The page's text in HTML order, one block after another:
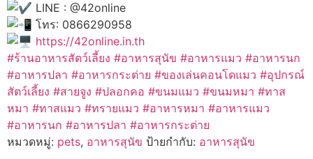
LINE : @42online
โทร: 0866290958
https://42online.in.th
#ร้านอาหารสัตว์เลี้ยง #อาหารสุนัข #อาหารแมว #อาหารนก
#อาหารปลา #อาหารกระต่าย #ของเล่นคอนโดแมว #อุปกรณ์
สัตว์เลี้ยง #สายจูง #ปลอกคอ #ขนมแมว #ขนมหมา #ทาส
หมา #ทาสแมว #ทรายแมว #อาหารหมา #อาหารแมว
#อาหารนก #อาหารปลา #อาหารกระต่าย
หมวดหมู่: pets, อาหารสุนัข ป้ายกำกับ: อาหารสุนัข